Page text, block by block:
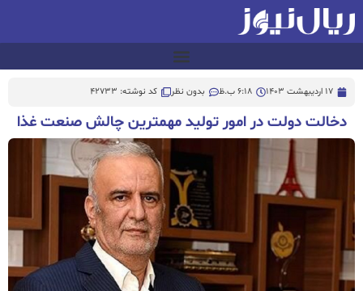
17 اردیبهشت 1403 6:18 ب.ظ بدون نظر کد نوشته: 42733
دخالت دولت در امور تولید مهمترین چالش صنعت غذا